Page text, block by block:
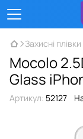
Захисні
Mocolo
Glass
Артикул: 52127